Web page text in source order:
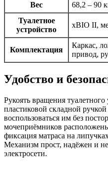
Вес
68,2 – 90
Туалетное
устройство
xBIO II,
Комплектация
Каркас,
привод,
Удобство и
Рукоять вращения туалетного
пластиковой складной
воспользоваться им без
мочеприёмников
фиксация матраса на
Механизм прост, надёжен и
электросети.